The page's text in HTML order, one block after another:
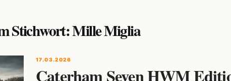
Stichwort: Mille Miglia
17.03.2026
Caterham Seven HWM